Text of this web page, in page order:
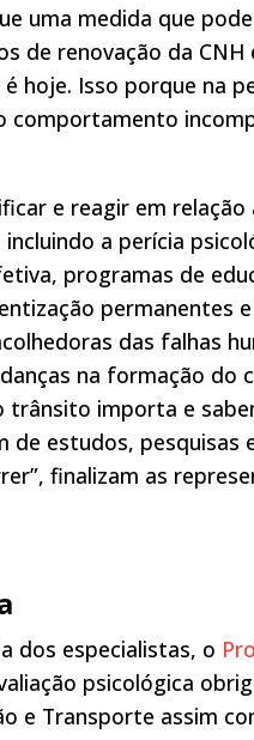
uma medida que
de renovação da
hoje. Isso porque na
comportamento
e reagir em
a perícia
programas de
permanentes
das falhas
na formação do
trânsito importa e
de estudos, pesquisas
finalizam as
dos especialistas, o
psicológica
e Transporte assim